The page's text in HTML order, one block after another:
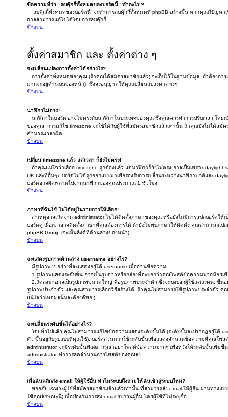
ข้อความที่ว่า “ลบคุีกกี้ทั้งหมดของบอร์ดนี้” ทำอะไร ?
“ลบคุีกกี้ทั้งหมดของบอร์ดนี้” จะทำการลบคุ๊กกี๊ทั้งหมดที่ phpBB สร้างขึ้น หากคุณมีปัญหาเรื่
อาจสามารถแก้ไขได้โดยการลบคุ๊กกี้
ข้างบน
ตั้งค่าสมาชิก และ ตั้งค่าต่าง ๆ
จะเปลี่ยนแปลงการตั้งค่าได้อย่างไร?
การตั้งค่าทั้งหมดของคุณ (ถ้าคุณได้สมัครสมาชิกแล้ว) จะเก็บไว้ในฐานข้อมูล. ถ้าต้องกา
มากจะอยู่ด้านบนของหน้า). ซึ่งจะอนุญาตให้คุณเปลี่ยนแปลงค่าต่างๆ
ข้างบน
นาฬิกาไม่ตรง!
นาฬิกาในบอร์ด อาจไม่ตรงกับนาฬิกาในประเทศของคุณ ซึ่งคุณควรทำการปรับเวลา โดย
ของคุณ. การแก้ไข timezone จะใช้ได้กับผู้ใช้ที่สมัครสมาชิกแล้วเท่านั้น ถ้าคุณยังไม่ได้ส
คำนวณเวลาผิด!
ข้างบน
เปลี่ยน timezone แล้ว แต่เวลา ก็ยังไม่ตรง!
ถ้าคุณแน่ใจว่าเลือก timezone ถูกต้องแล้ว แต่นาฬิกาก็ยังไม่ตรง อาจเป็นเพราะ daylight
UK และที่อื่นๆ). บอร์ดไม่ได้ถูกออกแบบมาเพื่อรองรับการเปลี่ยนระหว่างนาฬิกาปกติและ
บอร์ดอาจผิดพลาดไปจากนาฬิกาของคุณประมาณ 1 ชั่วโมง.
ข้างบน
ภาษาที่ฉันใช้ ไม่ได้อยู่ในรายการให้เลือก!
สาเหตุอาจเกิดจาก administrator ไม่ได้ติดตั้งภาษาของคุณ หรือยังไม่มีการแปลบอร์ดให้
บอร์ดดู เผื่อเขาอาจติดตั้งภาษาที่คุณต้องการได้ ถ้ายังไม่พบภาษาให้ติดตั้ง คุณสามารถแป
phpBB Group (จะเห็นลิงค์ที่ด้านล่างของหน้า)
ข้างบน
จะแสดงรูปภาพด้านล่าง username อย่างไร?
มีรูปภาพ 2 อย่างที่จะแสดงอยู่ใต้ username เมื่ออ่านข้อความ.
1.รูปภาพแสดงระดับขั้น อาจเป็นรูปดาวหรือกล่องที่จะบอกว่าคุณโพสต์ข้อความมากน้อยเพี
2.ถัดลงมาอาจเป็นรูปภาพขนาดใหญ่ คือรูปภาพประจำตัว ซึ่งจะบ่งบอกผู้ใช้แต่ละคน. ขึ้นอ
รูปภาพประจำตัว และคุณสามารถเลือกวิธีสร้างได้. ถ้าคุณไม่สามารถใช้รูปภาพประจำตัว คุ
แน่ใจว่าเหตุผลนั้นจะต้องดีพอ!)
ข้างบน
จะเปลี่ยนระดับขั้นได้อย่างไร?
โดยทั่วไปแล้ว คุณไม่สามารถแก้ไขข้อความแสดงระดับขั้นได้ (ระดับขั้นจะปรากฏอยู่ใต้
ตัว ขึ้นอยู่กับรูปแบบที่คุณใช้). บอร์ดส่วนมากใช้ระดับขั้นเพื่อแสดงจำนวนข้อความที่คุณโพสต์
administrator จะมีระดับขั้นพิเศษ. กรุณาอย่าโพสต์ข้อความมากๆ เพื่อหวังให้ระดับขั้นเพิ่มขึ้
administrator ทำการลดจำนวนการโพสต์ของคุณลง.
ข้างบน
เมื่อฉันคลิกส่ง email ให้ผู้ใช้อื่น ทำไมระบบถึงถามให้ฉันเข้าสู่ระบบใหม่?
ขออภัย เฉพาะผู้ใช้ที่สมัครสมาชิกแล้วแล้วเท่านั้น ที่สามารถส่ง email ให้ผู้อื่น ผ่านทางแบ
ใช้คุณลักษณะนี้) เพื่อป้องกันการส่ง email รบกวนผู้อื่น โดยผู้ใช้ที่ไม่ระบุชื่อ.
ข้างบน